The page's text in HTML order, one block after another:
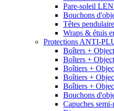
Pare-soleil
Bouchons
Têtes
Wraps & étuis
Protections ANTI-
Boîters +
Boîters +
Boîtiers +
Boîtiers +
Boîtiers +
Bouchons
Capuches